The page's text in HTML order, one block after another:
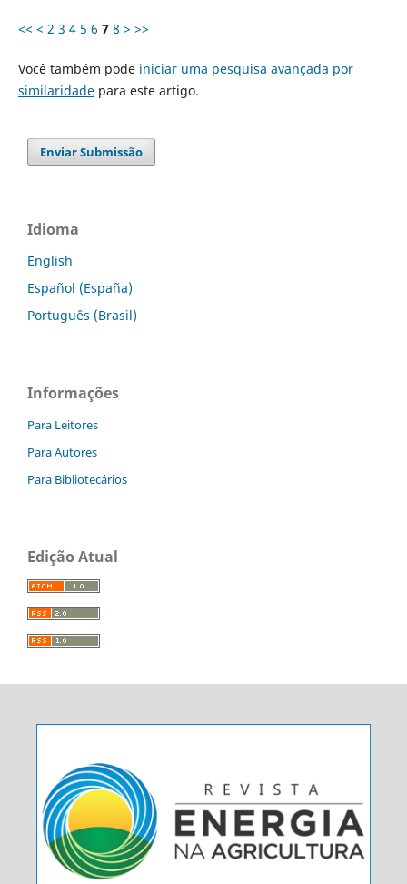
<< < 2 3 4 5 6 7 8 > >>
Você também pode iniciar uma pesquisa avançada por
similaridadepara este artigo.
Enviar Submissão
Idioma
English
Español (España)
Português (Brasil)
Informações
Para Leitores
Para Autores
Para Bibliotecários
Edição Atual